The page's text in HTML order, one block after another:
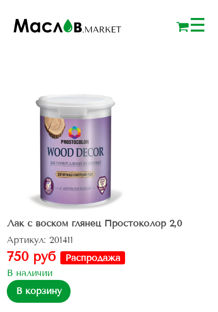
Лак с воском глянец Простоколор 2,0
Артикул: 201411
750 руб
Распродажа
В наличии
В корзину